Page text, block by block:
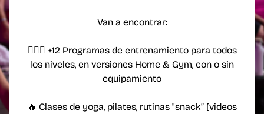
Van a encontrar:
🏋🏻‍♀️ +12 Programas de entrenamiento para todos
los niveles, en versiones Home & Gym, con o sin
equipamiento
🔥 Clases de yoga, pilates, rutinas "snack” [videos